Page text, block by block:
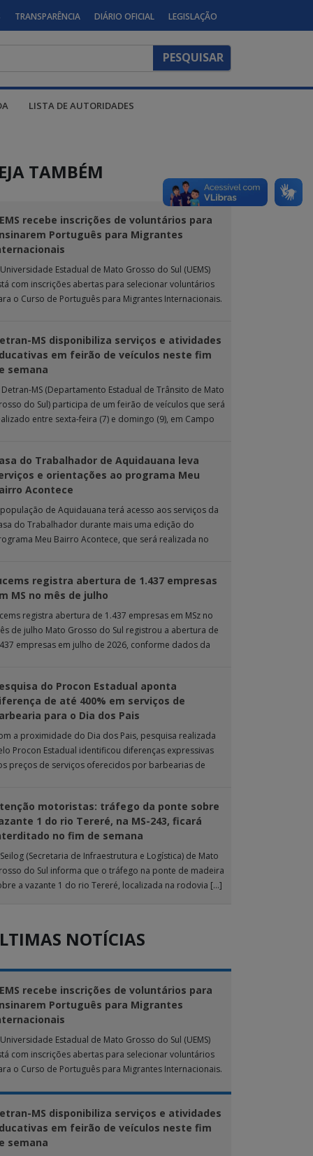
TRANSPARÊNCIA DIÁRIO OFICIAL LEGISLAÇÃO
LISTA DE AUTORIDADES
TAMBÉM
recebe inscrições de voluntários para
Português para Migrantes
Estadual de Mato Grosso do Sul (UEMS)
com inscrições abertas para selecionar voluntários
o Curso de Português para Migrantes Internacionais.
MS disponibiliza serviços e atividades
em feirão de veículos neste fim
semana
Detran-MS (Departamento Estadual de Trânsito de Mato
do Sul) participa de um feirão de veículos que será
entre sexta-feira (7) e domingo (9), em Campo
do Trabalhador de Aquidauana leva
e orientações ao programa Meu
Acontece
de Aquidauana terá acesso aos serviços da
do Trabalhador durante mais uma edição do
Meu Bairro Acontece, que será realizada no
registra abertura de 1.437 empresas
MS no mês de julho
registra abertura de 1.437 empresas em MSz no
de julho Mato Grosso do Sul registrou a abertura de
empresas em julho de 2026, conforme dados da
do Procon Estadual aponta
de até 400% em serviços de
para o Dia dos Pais
a proximidade do Dia dos Pais, pesquisa realizada
Procon Estadual identificou diferenças expressivas
preços de serviços oferecidos por barbearias de
motoristas: tráfego da ponte sobre
1 do rio Tereré, na MS-243, ficará
no fim de semana
(Secretaria de Infraestrutura e Logística) de Mato
do Sul informa que o tráfego na ponte de madeira
a vazante 1 do rio Tereré, localizada na rodovia […]
NOTÍCIAS
recebe inscrições de voluntários para
Português para Migrantes
Estadual de Mato Grosso do Sul (UEMS)
com inscrições abertas para selecionar voluntários
o Curso de Português para Migrantes Internacionais.
MS disponibiliza serviços e atividades
em feirão de veículos neste fim
semana